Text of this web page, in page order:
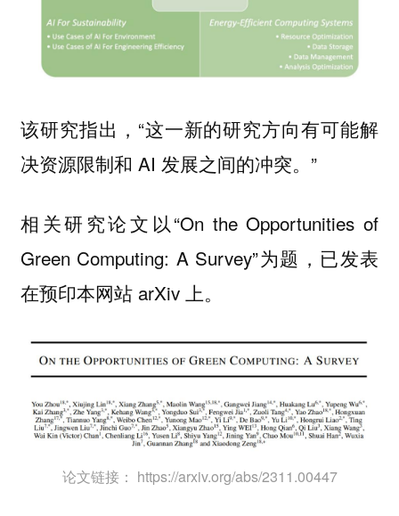
该研究指出，“这一新的研究方向有可能解
决资源限制和 AI 发展之间的冲突。”
相关研究论文以“On the Opportunities of
Green Computing: A Survey”为题，已发表
在预印本网站 arXiv 上。
论文链接： https://arxiv.org/abs/2311.00447